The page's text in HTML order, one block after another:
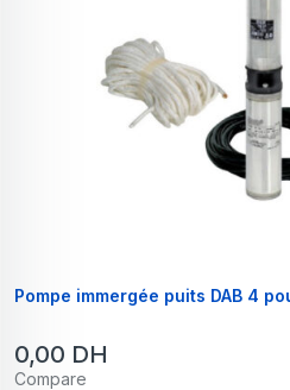
Pompe immergée puits DAB 4
0,00 DH
Compare